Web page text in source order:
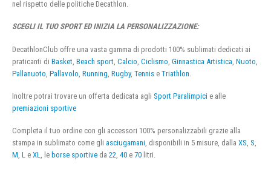
nel rispetto delle politiche Decathlon.
SCEGLI IL TUO SPORT ED INIZIA LA PERSONALIZZAZIONE:
DecathlonClub offre una vasta gamma di prodotti 100% sublimati dedicati ai
praticanti di Basket Beach sport Calcio Ciclismo Ginnastica Artistica Nuoto
Pallanuoto Pallavolo Running Rugby, Tennis e Triathlon
Inoltre potrai trovare un offerta dedicata agli Sport Paralimpici e alle
premiazioni sportive
Completa il tuo ordine con gli accessori 100% personalizzabili grazie alla
stampa in sublimato come gli asciugamani, disponibili in 5 misure, dalla XS, S,
M, L e XL, le borse sportive da 22, 40 e 70 litri.